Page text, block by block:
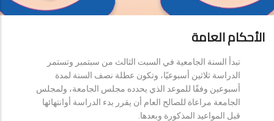
الأحكام العامة
تبدأ السنة الجامعية في السبت الثالث من سبتمبر وتستمر
الدراسة ثلاثين أسبوعيًا، وتكون عطلة نصف السنة لمدة
أسبوعين وفقًا للموعد الذي يحدده مجلس الجامعة، ولمجلس
الجامعة مراعاة للصالح العام أن يقرر بدء الدراسة أوانتهائها
قبل المواعيد المذكورة وبعدها.